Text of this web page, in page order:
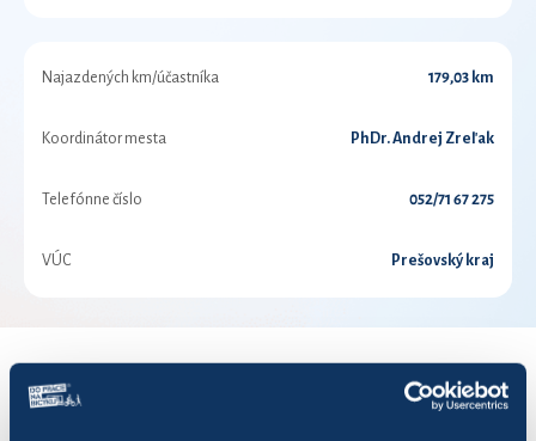
Najazdených km/účastníka 179,03 km
Koordinátor mesta PhDr. Andrej Zreľak
Telefónne číslo 052/71 67 275
VÚC Prešovský kraj
VÝSLEDKY PRE ROK 2017